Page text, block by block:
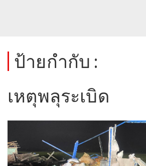
ป้ายกำกับ :
เหตุพลุระเบิด